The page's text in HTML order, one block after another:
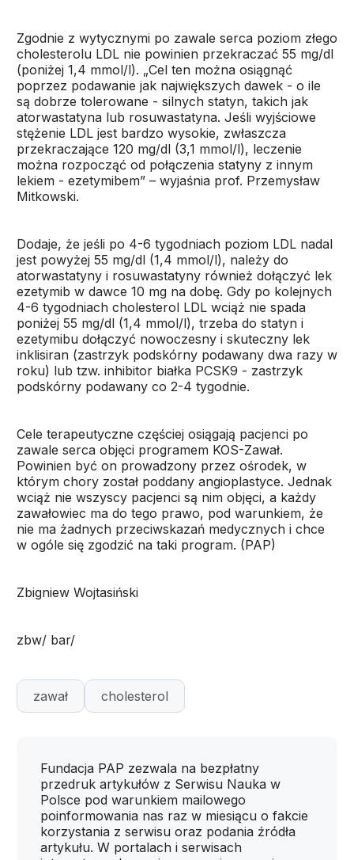
Zgodnie z wytycznymi po zawale serca poziom złego
cholesterolu LDL nie powinien przekraczać 55 mg/dl
(poniżej 1,4 mmol/l). „Cel ten można osiągnąć
poprzez podawanie jak największych dawek - o ile
są dobrze tolerowane - silnych statyn, takich jak
atorwastatyna lub rosuwastatyna. Jeśli wyjściowe
stężenie LDL jest bardzo wysokie, zwłaszcza
przekraczające 120 mg/dl (3,1 mmol/l), leczenie
można rozpocząć od połączenia statyny z innym
lekiem - ezetymibem” – wyjaśnia prof. Przemysław
Mitkowski.
Dodaje, że jeśli po 4-6 tygodniach poziom LDL nadal
jest powyżej 55 mg/dl (1,4 mmol/l), należy do
atorwastatyny i rosuwastatyny również dołączyć lek
ezetymib w dawce 10 mg na dobę. Gdy po kolejnych
4-6 tygodniach cholesterol LDL wciąż nie spada
poniżej 55 mg/dl (1,4 mmol/l), trzeba do statyn i
ezetymibu dołączyć nowoczesny i skuteczny lek
inklisiran (zastrzyk podskórny podawany dwa razy w
roku) lub tzw. inhibitor białka PCSK9 - zastrzyk
podskórny podawany co 2-4 tygodnie.
Cele terapeutyczne częściej osiągają pacjenci po
zawale serca objęci programem KOS-Zawał.
Powinien być on prowadzony przez ośrodek, w
którym chory został poddany angioplastyce. Jednak
wciąż nie wszyscy pacjenci są nim objęci, a każdy
zawałowiec ma do tego prawo, pod warunkiem, że
nie ma żadnych przeciwskazań medycznych i chce
w ogóle się zgodzić na taki program. (PAP)
Zbigniew Wojtasiński
zbw/ bar/
zawał cholesterol
Fundacja PAP zezwala na bezpłatny
przedruk artykułów z Serwisu Nauka w
Polsce pod warunkiem mailowego
poinformowania nas raz w miesiącu o fakcie
korzystania z serwisu oraz podania źródła
artykułu. W portalach i serwisach